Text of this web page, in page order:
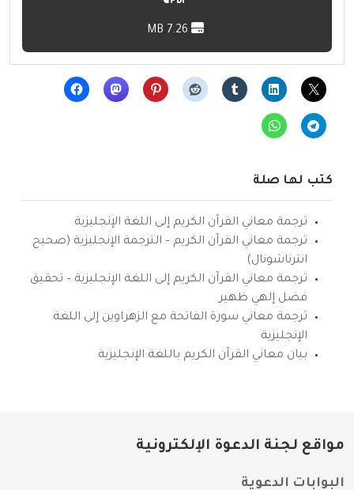
كتب لها صلة
ترجمة معاني القرآن الكريم إلى اللغة الإنجليزية
ترجمة معاني القرآن الكريم – الترجمة الإنجليزية (صحيح
انترناشونال)
ترجمة معاني القرآن الكريم إلى اللغة الإنجليزية – تحقيق
فضل إلهي ظهير
ترجمة معاني سورة الفاتحة مع الزهراوين إلى اللغة
الإنجليزية
بيان معاني القرآن الكريم باللغة الإنجليزية
مواقع لجنة الدعوة الإلكترونية
البوابات الدعوية